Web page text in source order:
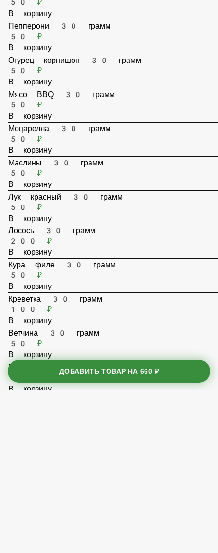
Моцарелла 30 грамм
50 ₽
В корзину
Маслины 30 грамм
50 ₽
В корзину
Лук красный 30 грамм
50 ₽
В корзину
Лосось 30 грамм
200 ₽
В корзину
Кура филе 30 грамм
50 ₽
В корзину
Креветка 30 грамм
100 ₽
В корзину
Ветчина 30 грамм
50 ₽
В корзину
Брокколи 30 грамм
50 ₽
В корзину
Бекон 30 грамм
50 ₽
ДОБАВИТЬ ТОВАР НА660 ₽